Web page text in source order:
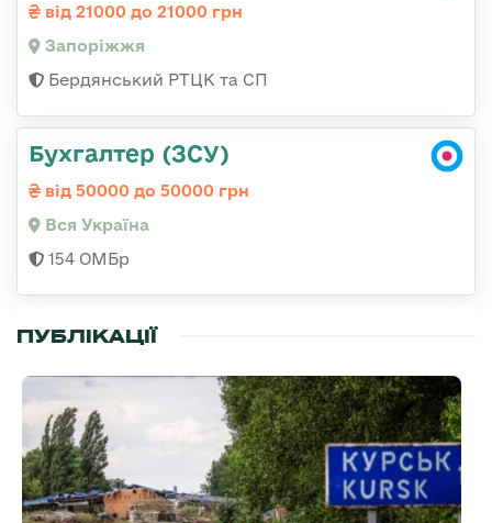
від 21000 до 21000 грн
Запоріжжя
Бердянський РТЦК та СП
Бухгалтер (ЗСУ)
від 50000 до 50000 грн
Вся Україна
154 ОМБр
ПУБЛІКАЦІЇ